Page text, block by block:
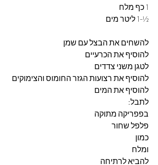
1 כף מלח
½-1 ליטר מים
להשחים את הבצל עם שמן
להוסיף את הכרעיים
לטגן משני צדדים
להוסיף את רצועות הגזר החומוס והצימוקים
להוסיף את המים
לתבל:
בפפריקה מתוקה
פלפל שחור
כמון
ומלח
להביא לרתיחה